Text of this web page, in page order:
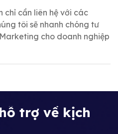
chỉ cần liên hệ với các
tôi sẽ nhanh chóng tư
cho doanh nghiệp
trợ về kịch